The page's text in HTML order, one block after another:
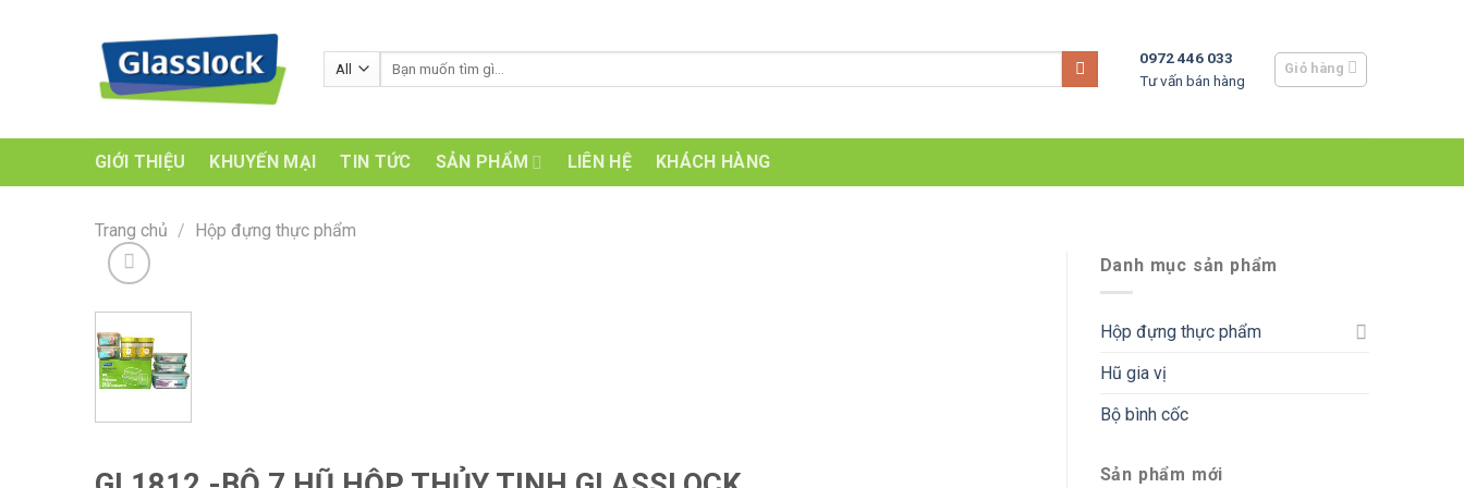
kiếm:
0972 446 033
Tư vấn bán hàng
Giỏ hàng
GIỚI THIỆU KHUYẾN MẠI TIN TỨC SẢN PHẨM LIÊN HỆ KHÁCH HÀNG
Trang chủ / Hộp đựng thực phẩm
Danh mục sản phẩm
Hộp đựng thực phẩm
Hũ gia vị
Bộ bình cốc
Sản phẩm mới